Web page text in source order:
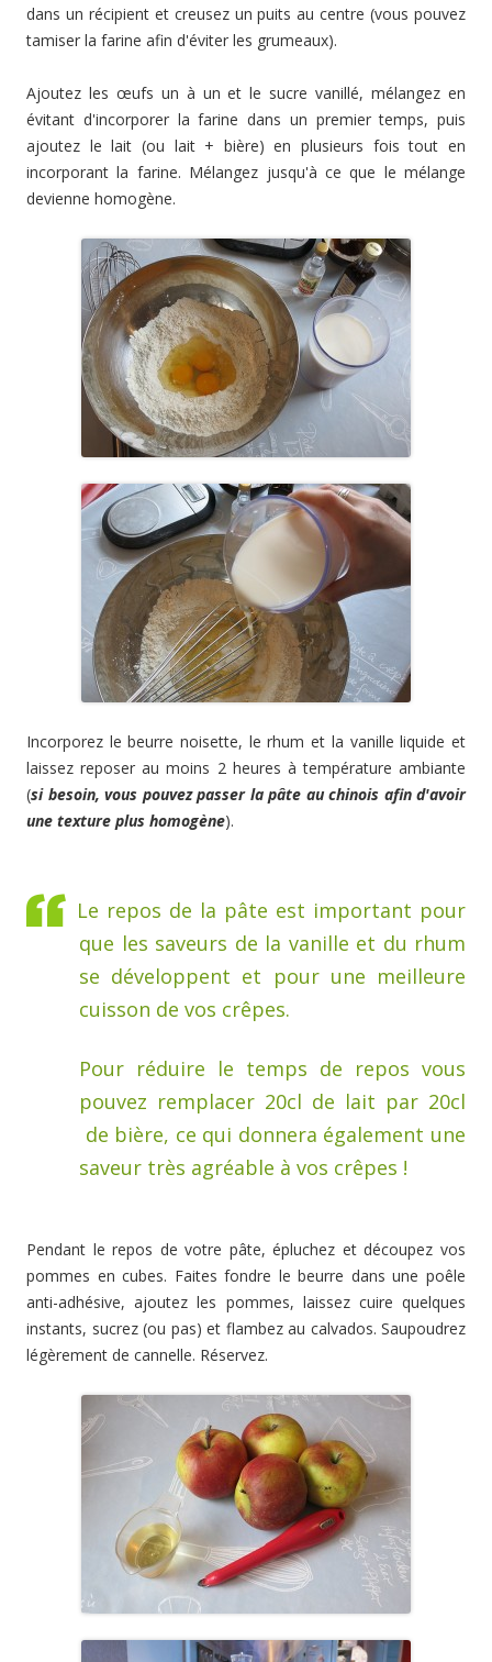
dans un récipient et creusez un puits au centre (vous pouvez
tamiser la farine afin d'éviter les grumeaux).
Ajoutez les œufs un à un et le sucre vanillé, mélangez en
évitant d'incorporer la farine dans un premier temps, puis
ajoutez le lait (ou lait + bière) en plusieurs fois tout en
incorporant la farine. Mélangez jusqu'à ce que le mélange
devienne homogène.
Incorporez le beurre noisette, le rhum et la vanille liquide et
laissez reposer au moins 2 heures à température ambiante
(si besoin, vous pouvez passer la pâte au chinois afin d'avoir
une texture plus homogène).
Le repos de la pâte est important pour
que les saveurs de la vanille et du rhum
se développent et pour une meilleure
cuisson de vos crêpes.
Pour réduire le temps de repos vous
pouvez remplacer 20cl de lait par 20cl
de bière, ce qui donnera également une
saveur très agréable à vos crêpes !
Pendant le repos de votre pâte, épluchez et découpez vos
pommes en cubes. Faites fondre le beurre dans une poêle
anti-adhésive, ajoutez les pommes, laissez cuire quelques
instants, sucrez (ou pas) et flambez au calvados. Saupoudrez
légèrement de cannelle. Réservez.